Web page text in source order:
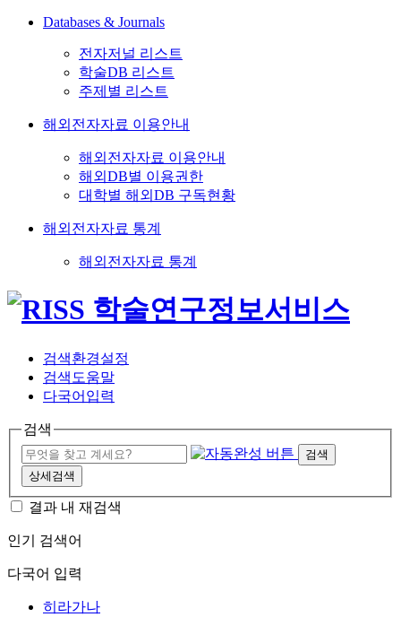
Databases & Journals
전자저널 리스트
학술DB 리스트
주제별 리스트
해외전자자료 이용안내
해외전자자료 이용안내
해외DB별 이용권한
대학별 해외DB 구독현황
해외전자자료 통계
해외전자자료 통계
검색환경설정
검색도움말
다국어입력
검색
검색
상세검색
결과 내 재검색
인기 검색어
다국어 입력
히라가나